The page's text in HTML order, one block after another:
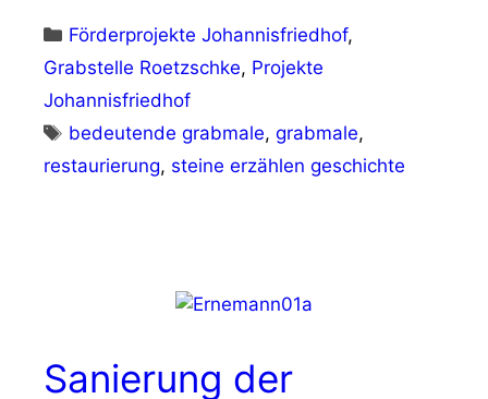
Kategorien
Förderprojekte Johannisfriedhof,
Grabstelle Roetzschke, Projekte
Johannisfriedhof
Schlagwörter
bedeutende grabmale,grabmale,
restaurierung, steine erzählen geschichte
Sanierung der